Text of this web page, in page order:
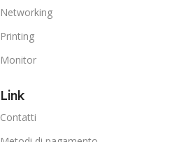
Networking
Printing
Monitor
Link
Contatti